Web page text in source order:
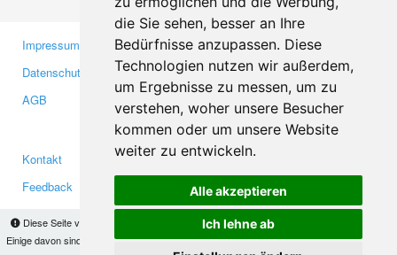
die Sie sehen, besser an Ihre
Bedürfnisse anzupassen. Diese
Technologien nutzen wir außerdem,
um Ergebnisse zu messen, um zu
verstehen, woher unsere Besucher
kommen oder um unsere Website
weiter zu entwickeln.
Alle akzeptieren
Ich lehne ab
Diese Seite verwendet Cookies, um Informationen auf Ihrem Computer zu speichern.
Einige davon sind notwendig, damit unsere Seite funktioniert, andere helfen uns dabei, das
Impressum
Datenschutzerklärung
AGB
Gewerbetreibende
Investoren
Medien
Kontakt
Feedback
Facebook
Twitter
YouTube
Google+